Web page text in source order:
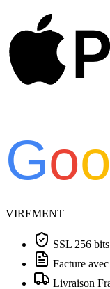
Goo
VIREMENT
SSL 256 bits
Facture
Livraison